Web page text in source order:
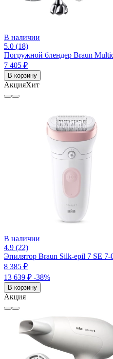
В наличии
5.0 (18)
Погружной блендер Braun
7 405 ₽
В корзину
АкцияХит
В наличии
4.9 (22)
Эпилятор Braun Silk-epil 7 SE 7-
8 385 ₽
13 639 ₽ -38%
В корзину
Акция